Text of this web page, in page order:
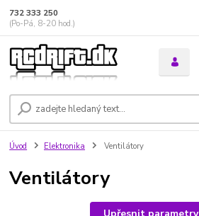
732 333 250
(Po-Pá, 8-20 hod.)
Úvod Elektronika Ventilátory
Ventilátory